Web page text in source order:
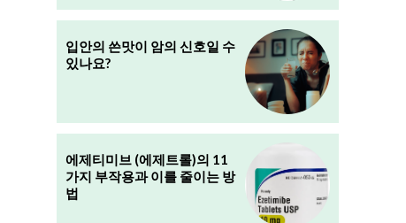
입안의 쓴맛이 암의 신호일 수
있나요?
에제티미브 (에제트롤)의 11
가지 부작용과 이를 줄이는 방
법